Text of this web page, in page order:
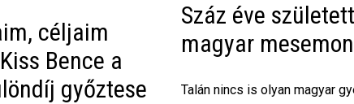
céljaim
Bence a
győztese
Száz éve
magyar
Talán nincs is olyan magyar